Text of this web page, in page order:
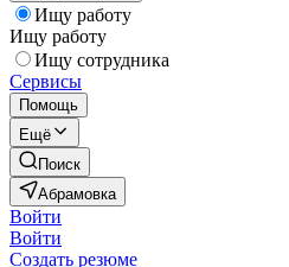
Ищу работу
Ищу работу
Ищу сотрудника
Сервисы
Помощь
Ещё
Поиск
Абрамовка
Войти
Войти
Создать резюме